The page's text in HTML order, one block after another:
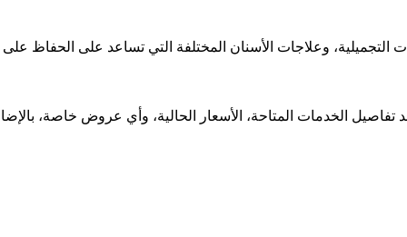
وعلاجات الأسنان المختلفة التي تساعد على الحفاظ
الخدمات المتاحة، الأسعار الحالية، وأي عروض خاصة،